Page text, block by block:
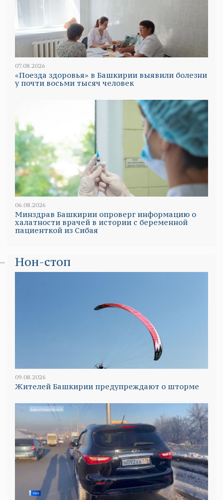
07.08.2026
«Поезда здоровья» в Башкирии выявили болезни
у почти восьми тысяч человек
06.08.2026
Минздрав Башкирии опроверг информацию о
халатности врачей в истории с беременной
пациенткой из Сибая
Нон-стоп
09.08.2026
Жителей Башкирии предупреждают о шторме